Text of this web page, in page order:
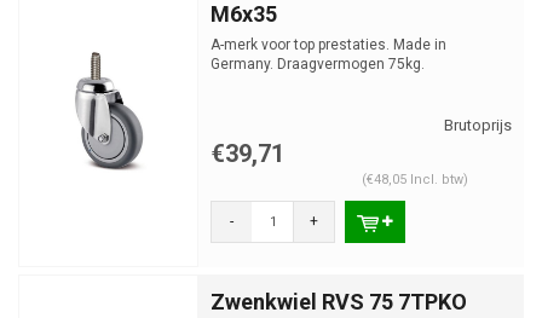
M6x35
A-merk voor top prestaties. Made in
Germany. Draagvermogen 75kg.
€39,71
(€48,05 Incl. btw)
- +
Zwenkwiel RVS 75 7TPKO